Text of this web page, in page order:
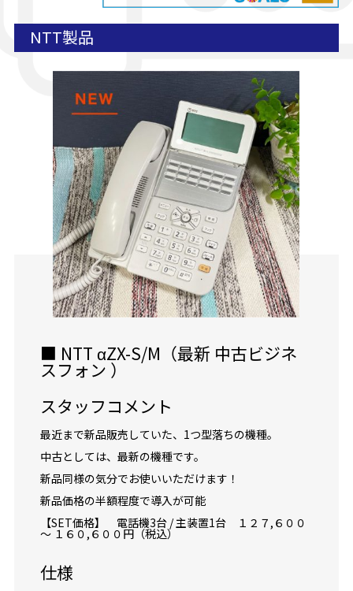
■ NTT αZX-S/M（最新 中古ビジネ
スフォン ）
スタッフコメント
最近まで新品販売していた、1つ型落ちの機種。
中古としては、最新の機種です。
新品同様の気分でお使いいただけます！
新品価格の半額程度で導入が可能
【SET価格】 電話機3台 / 主装置1台 １２７,６００
～ １６０,６００円（税込）
仕様